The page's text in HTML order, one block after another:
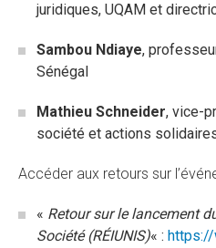
juridiques, UQAM et
Sambou Ndiaye,
Sénégal
Mathieu Schneider, vice-
société et actions
Accéder aux retours sur
« Retour sur le lancement
Société (RÉIUNIS)« : https://